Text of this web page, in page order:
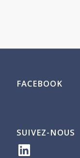
FACEBOOK
SUIVEZ-NOUS
LinkedIn